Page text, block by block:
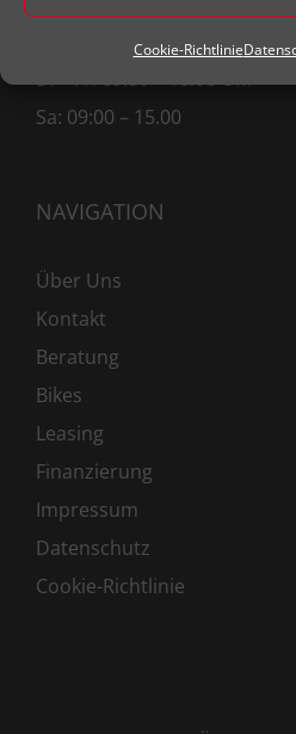
Cookie-Richtlinie
Montag: Ruhetag
Di – Fr: 09:00 – 18:00 Uhr
Sa: 09:00 – 15.00
NAVIGATION
Über Uns
Kontakt
Beratung
Bikes
Leasing
Finanzierung
Impressum
Datenschutz
Cookie-Richtlinie